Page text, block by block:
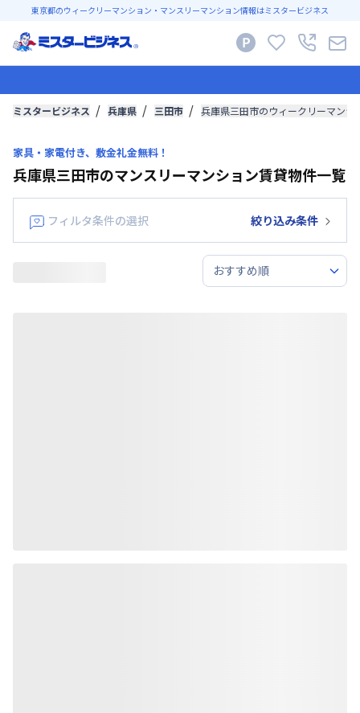
東京都のウィークリーマンション・マンスリーマンション情報はミスタービジネス
ミスタービジネス 兵庫県 三田市 兵庫県三田市のウィークリーマン
家具・家電付き、敷金礼金無料！
兵庫県三田市のマンスリーマンション賃貸物件一覧
フィルタ条件の選択 絞り込み条件